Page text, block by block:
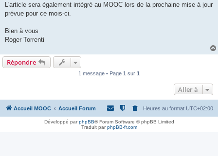
L'article sera également intégré au MOOC lors de la prochaine mise à jour
prévue pour ce mois-ci.
Bien à vous
Roger Torrenti
Répondre
1 message • Page 1 sur 1
Aller à
Accueil MOOC Accueil Forum Heures au format UTC+02:00
Développé parphpBB® Forum Software © phpBB Limited
Traduit parphpBB-fr.com